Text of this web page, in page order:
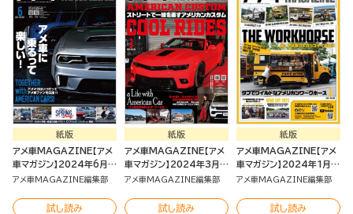
紙版
アメ車MAGAZINE【アメ
車マガジン】2024年6月号
[雑誌]
アメ車MAGAZINE編集部
試し読み
紙版
アメ車MAGAZINE【アメ
車マガジン】2024年3月号
[雑誌]
アメ車MAGAZINE編集部
試し読み
紙版
アメ車MAGAZINE【アメ
車マガジン】2024年1月号
[雑誌]
アメ車MAGAZINE編集部
試し読み